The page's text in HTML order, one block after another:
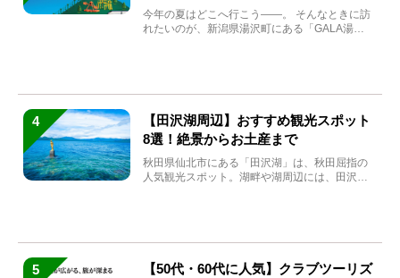
まれ変わる
今年の夏はどこへ行こう――。 そんなときに訪
れたいのが、新潟県湯沢町にある「GALA湯
4
【田沢湖周辺】おすすめ観光スポット
8選！絶景からお土産まで
秋田県仙北市にある「田沢湖」は、秋田屈指の
人気観光スポット。湖畔や湖周辺には、田沢湖
5
【50代・60代に人気】クラブツーリズ